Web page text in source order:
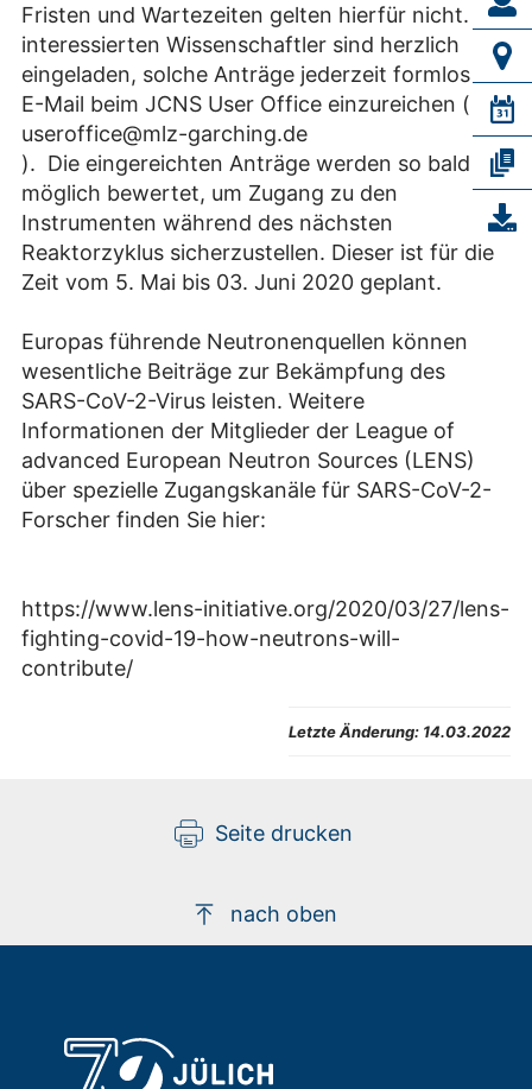
Fristen und Wartezeiten gelten hierfür nicht. Alle
interessierten Wissenschaftler sind herzlich
eingeladen, solche Anträge jederzeit formlos per
E-Mail beim JCNS User Office einzureichen (
useroffice@mlz-garching.de
). Die eingereichten Anträge werden so bald wie
möglich bewertet, um Zugang zu den
Instrumenten während des nächsten
Reaktorzyklus sicherzustellen. Dieser ist für die
Zeit vom 5. Mai bis 03. Juni 2020 geplant.
Europas führende Neutronenquellen können
wesentliche Beiträge zur Bekämpfung des
SARS-CoV-2-Virus leisten. Weitere
Informationen der Mitglieder der League of
advanced European Neutron Sources (LENS)
über spezielle Zugangskanäle für SARS-CoV-2-
Forscher finden Sie hier:
https://www.lens-initiative.org/2020/03/27/lens-
fighting-covid-19-how-neutrons-will-
contribute/
Letzte Änderung: 14.03.2022
Seite drucken
nach oben